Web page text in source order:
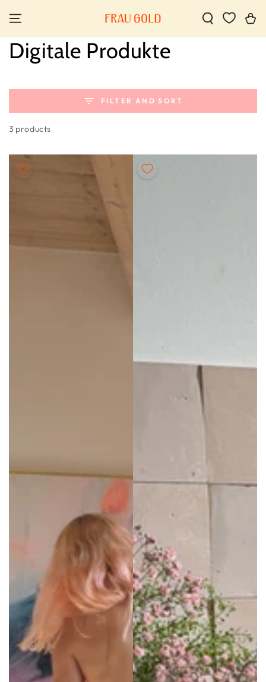
CONTENT
Cart
Collection:
Digitale Produkte
FILTER AND SORT
3 products